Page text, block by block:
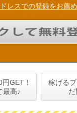
レスでの登録をお薦
GET！
最高♪
稼げる